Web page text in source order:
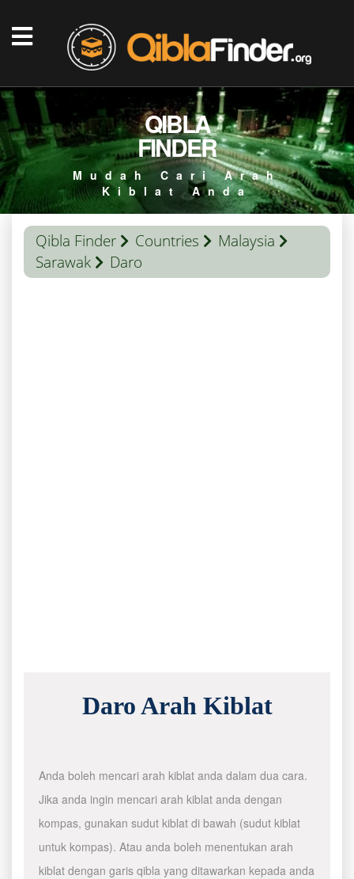
QIBLA
FINDER
Mudah Cari Arah
Kiblat Anda
Qibla Finder Countries
Malaysia
Sarawak
Daro
Daro Arah Kiblat
Anda boleh mencari arah kiblat anda dalam dua cara.
Jika anda ingin mencari arah kiblat anda dengan
kompas, gunakan sudut kiblat di bawah (sudut kiblat
untuk kompas). Atau anda boleh menentukan arah
kiblat dengan garis qibla yang ditawarkan kepada anda